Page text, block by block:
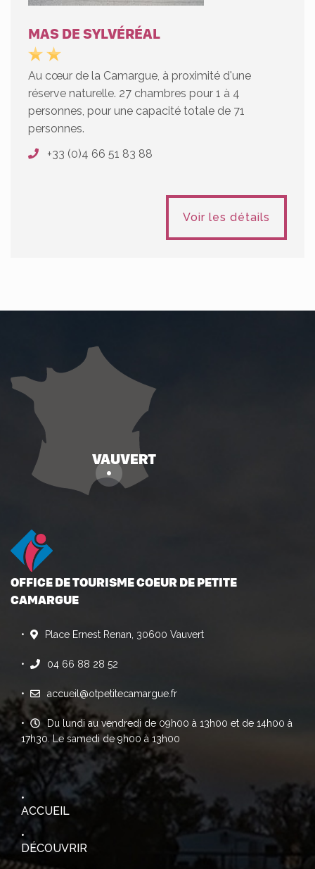
MAS DE SYLVÉRÉAL
Au cœur de la Camargue, à proximité d'une
réserve naturelle. 27 chambres pour 1 à 4
personnes, pour une capacité totale de 71
personnes.
+33 (0)4 66 51 83 88
Voir les détails
OFFICE DE TOURISME COEUR DE PETITE
CAMARGUE
Place Ernest Renan, 30600 Vauvert
04 66 88 28 52
accueil@otpetitecamargue.fr
Du lundi au vendredi de 09h00 à 13h00 et de 14h00 à
17h30. Le samedi de 9h00 à 13h00
ACCUEIL
DÉCOUVRIR